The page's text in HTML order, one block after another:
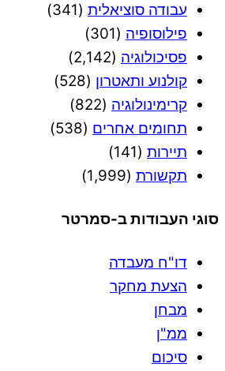
עבודה סוציאלית (341)
פילוסופיה (301)
פסיכולוגיה (2,142)
קולנוע ותאטרון (528)
קרימינולוגיה (822)
תחומים אחרים (538)
תיירות (141)
תקשורת (1,999)
סוגי העבודות ב-סמרטר
דו"ח מעבדה
הצעת מחקר
מבחן
ממ"ן
סיכום